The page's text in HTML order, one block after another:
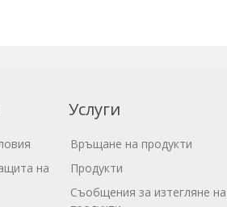
на
Услуги
Връщане на продукти
Продукти
Съобщения за изтегляне на